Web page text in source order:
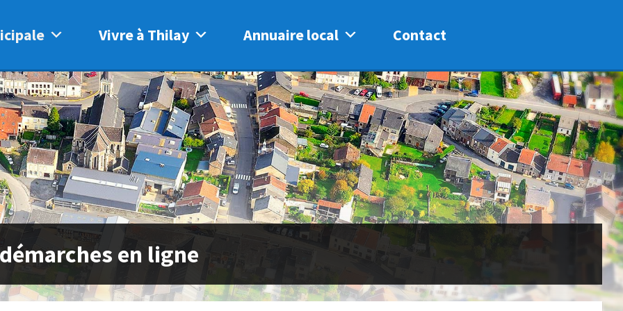
Vivre à Thilay Annuaire local Contact
en ligne